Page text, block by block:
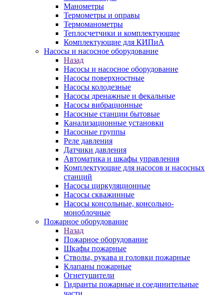
Манометры
Термометры и оправы
Термоманометры
Теплосчетчики и комплектующие
Комплектующие для КИПиА
Насосы и насосное оборудование
Назад
Насосы и насосное оборудование
Насосы поверхностные
Насосы колодезные
Насосы дренажные и фекальные
Насосы вибрационные
Насосные станции бытовые
Канализационные установки
Насосные группы
Реле давления
Датчики давления
Автоматика и шкафы управления
Комплектующие для насосов и насосных
станций
Насосы циркуляционные
Насосы скважинные
Насосы консольные, консольно-
моноблочные
Пожарное оборудование
Назад
Пожарное оборудование
Шкафы пожарные
Стволы, рукава и головки пожарные
Клапаны пожарные
Огнетушители
Гидранты пожарные и соединительные
части